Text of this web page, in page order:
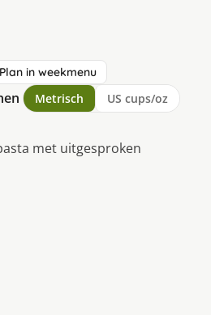
Plan in weekmenu
Metrisch US cups/oz
met uitgesproken